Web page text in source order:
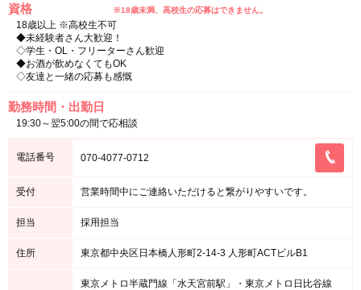
資格 ※18歳未満、高校生の応募はできません。
18歳以上 ※高校生不可
◆未経験者さん大歓迎！
◇学生・OL・フリーターさん歓迎
◆お酒が飲めなくてもOK
◇友達と一緒の応募も感慨
勤務時間・出勤日
19:30～翌5:00の間で応相談
電話番号 070-4077-0712
受付 営業時間中にご連絡いただけると繋がりやすいです。
担当 採用担当
住所 東京都中央区日本橋人形町2-14-3 人形町ACTビルB1
東京メトロ半蔵門線「水天宮前駅」・東京メトロ日比谷線